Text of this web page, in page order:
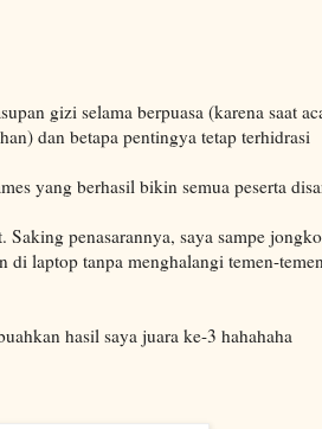
gizi selama berpuasa (karena saat
dan betapa pentingya tetap terhidrasi
yang berhasil bikin semua peserta
penasarannya, saya sampe
di laptop tanpa menghalangi temen-temen
hasil saya juara ke-3 hahahaha